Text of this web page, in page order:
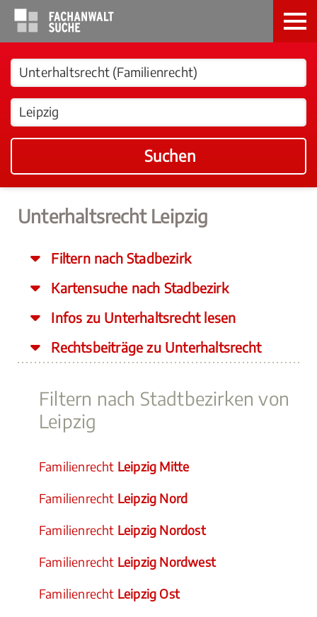
Suchen
Unterhaltsrecht Leipzig
Filtern nach Stadbezirk
Kartensuche nach Stadbezirk
Infos zu Unterhaltsrecht lesen
Rechtsbeiträge zu Unterhaltsrecht
Filtern nach Stadtbezirken von
Leipzig
Familienrecht Leipzig Mitte
Familienrecht Leipzig Nord
Familienrecht Leipzig Nordost
Familienrecht Leipzig Nordwest
Familienrecht Leipzig Ost